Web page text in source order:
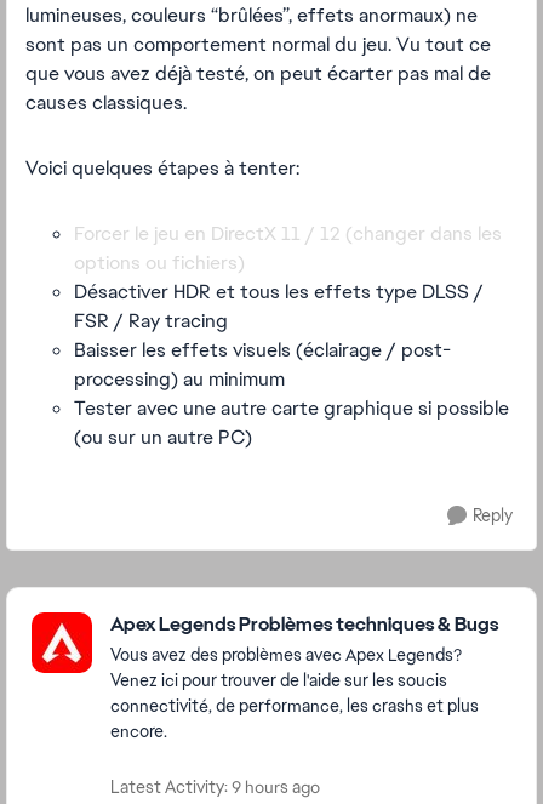
lumineuses, couleurs “brûlées”, effets anormaux) ne
sont pas un comportement normal du jeu. Vu tout ce
que vous avez déjà testé, on peut écarter pas mal de
causes classiques.
Voici quelques étapes à tenter:
Forcer le jeu en DirectX 11 / 12 (changer dans les
options ou fichiers)
Désactiver HDR et tous les effets type DLSS /
FSR / Ray tracing
Baisser les effets visuels (éclairage / post-
processing) au minimum
Tester avec une autre carte graphique si possible
(ou sur un autre PC)
Reply
Featured Places
Apex Legends Problèmes techniques & Bugs
Vous avez des problèmes avec Apex Legends?
Venez ici pour trouver de l'aide sur les soucis
connectivité, de performance, les crashs et plus
encore.
Latest Activity: 9 hours ago